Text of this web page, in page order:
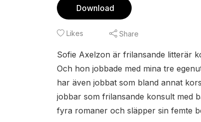
Download
Likes Share
Sofie Axelzon är frilansande litterär
Och hon jobbade med mina tre
har även jobbat som bland annat
jobbar som frilansande konsult med
fyra romaner och släpper sin femte